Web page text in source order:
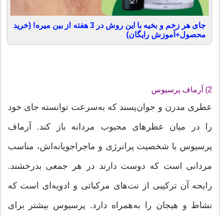
جای هر زخم و بخیه با این روش در 3 هفته از بین میره! (خرید
محصول+آموزش رایگان)
2) آرماف پرسیوس
عطری مدرن و جوان‌پسند که به‌سرعت توانسته جای خود
را در میان عطرهای محبوب مردانه باز کند. آرماف
پرسیوس با شخصیت پرانرژی و ماجراجویانه‌اش، مناسب
مردانی است که دوست دارند در هر جمعی بدرخشند.
رایحه آن ترکیبی از نت‌های مرکباتی و ادویه‌ای است که
نشاط و هیجان را به‌همراه دارد. پرسیوس بیشتر برای